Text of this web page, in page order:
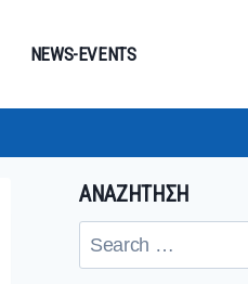
NEWS-EVENTS
ΑΝΑΖΗΤΗΣΗ
Search
for: